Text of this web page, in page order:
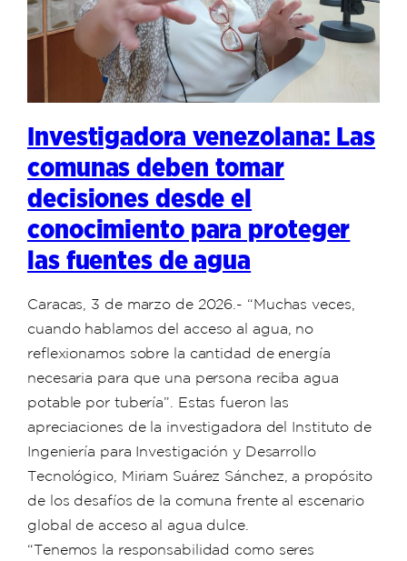
Investigadora venezolana: Las
comunas deben tomar
decisiones desde el
conocimiento para proteger
las fuentes de agua
Caracas, 3 de marzo de 2026.- “Muchas veces,
cuando hablamos del acceso al agua, no
reflexionamos sobre la cantidad de energía
necesaria para que una persona reciba agua
potable por tubería”. Estas fueron las
apreciaciones de la investigadora del Instituto de
Ingeniería para Investigación y Desarrollo
Tecnológico, Miriam Suárez Sánchez, a propósito
de los desafíos de la comuna frente al escenario
global de acceso al agua dulce.
“Tenemos la responsabilidad como seres